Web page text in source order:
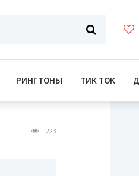
РИНГТОНЫ ТИК ТОК
223